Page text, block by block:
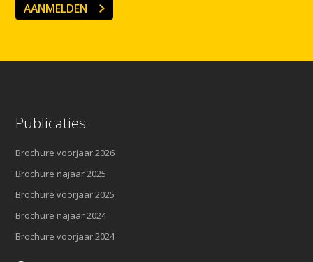
AANMELDEN
Publicaties
Brochure voorjaar 2026
Brochure najaar 2025
Brochure voorjaar 2025
Brochure najaar 2024
Brochure voorjaar 2024